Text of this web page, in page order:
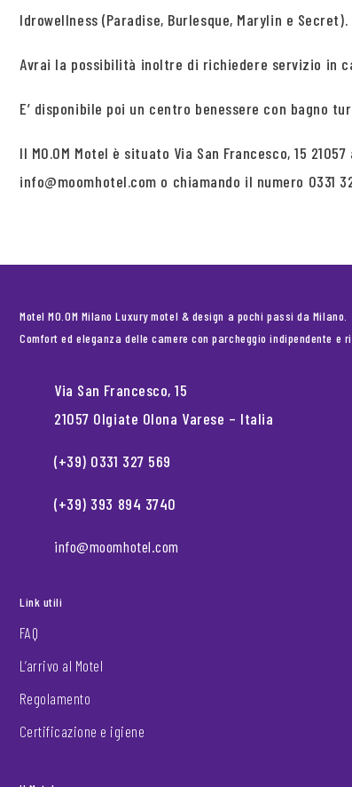
Idrowellness (Paradise, Burlesque, Marylin e Secret).
Avrai la possibilità inoltre di richiedere servizio in
E’ disponibile poi un centro benessere con bagno
Il MO.OM Motel è situato Via San Francesco, 15
info@moomhotel.com o chiamando il numero 0331
Motel MO.OM Milano Luxury motel & design a pochi passi da Milano.
Comfort ed eleganza delle camere con parcheggio indipendente e
Via San Francesco, 15
21057 Olgiate Olona Varese – Italia
(+39) 0331 327 569
(+39) 393 894 3740
info@moomhotel.com
Link utili
FAQ
L’arrivo al Motel
Regolamento
Certificazione e igiene